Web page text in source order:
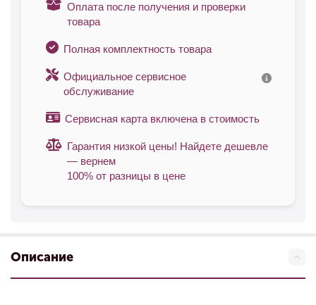
Оплата после получения и проверки
товара
Полная комплектность товара
Официальное сервисное
обслуживание
Сервисная карта включена в стоимость
Гарантия низкой цены! Найдете дешевле
— вернем
100% от разницы в цене
Описание